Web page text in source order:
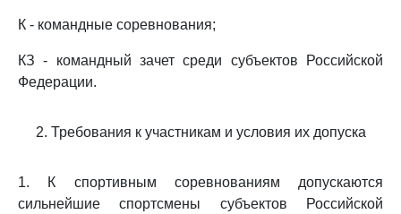
К - командные соревнования;
КЗ - командный зачет среди субъектов Российской
Федерации.
2. Требования к участникам и условия их допуска
1. К спортивным соревнованиям допускаются
сильнейшие спортсмены субъектов Российской